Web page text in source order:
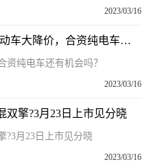
2023/03/16
每日讯息!丰田、日产、奔驰电动车大降价，合资纯电车还有机会吗？
资纯电车还有机会吗？
2023/03/16
双擎?3月23日上市见分晓
?3月23日上市见分晓
2023/03/16